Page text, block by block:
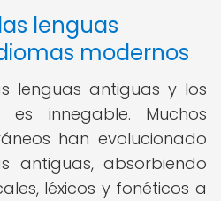
lenguas
modernos
lenguas antiguas y los
es innegable. Muchos
han evolucionado
antiguas, absorbiendo
léxicos y fonéticos a